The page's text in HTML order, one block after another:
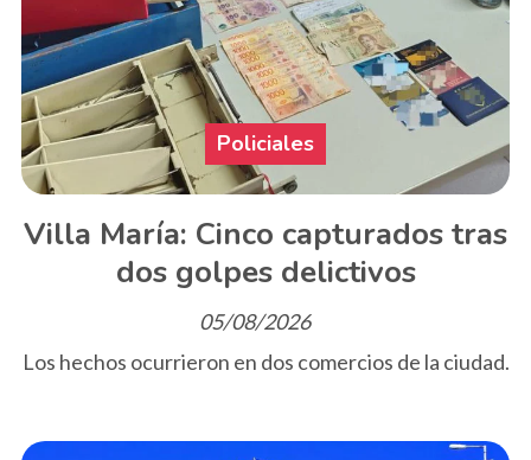
Villa María: Cinco capturados tras
dos golpes delictivos
Policiales
05/08/2026
Los hechos ocurrieron en dos comercios de la ciudad.